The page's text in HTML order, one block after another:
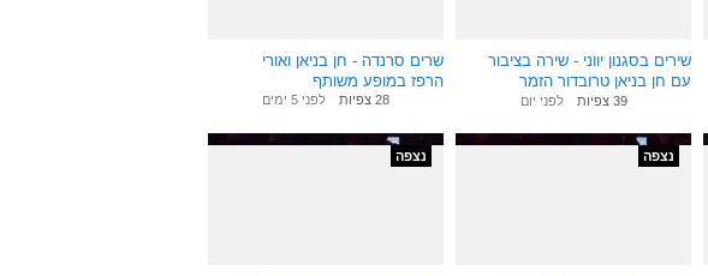
שירים בסגנון יווני - שירה בציבור
עם חן בניאן טרובדור הזמר
העברי ואורי הרפז
39 צפיות לפני יום
שרים סרנדה - חן בניאן ואורי
הרפז במופע משותף
28 צפיות לפני 5 ימים
נצפה נצפה